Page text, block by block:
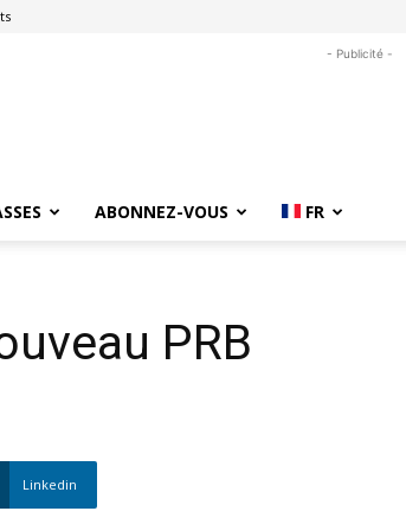
- Publicité -
ABONNEZ-VOUS FR
PRB
Linkedin